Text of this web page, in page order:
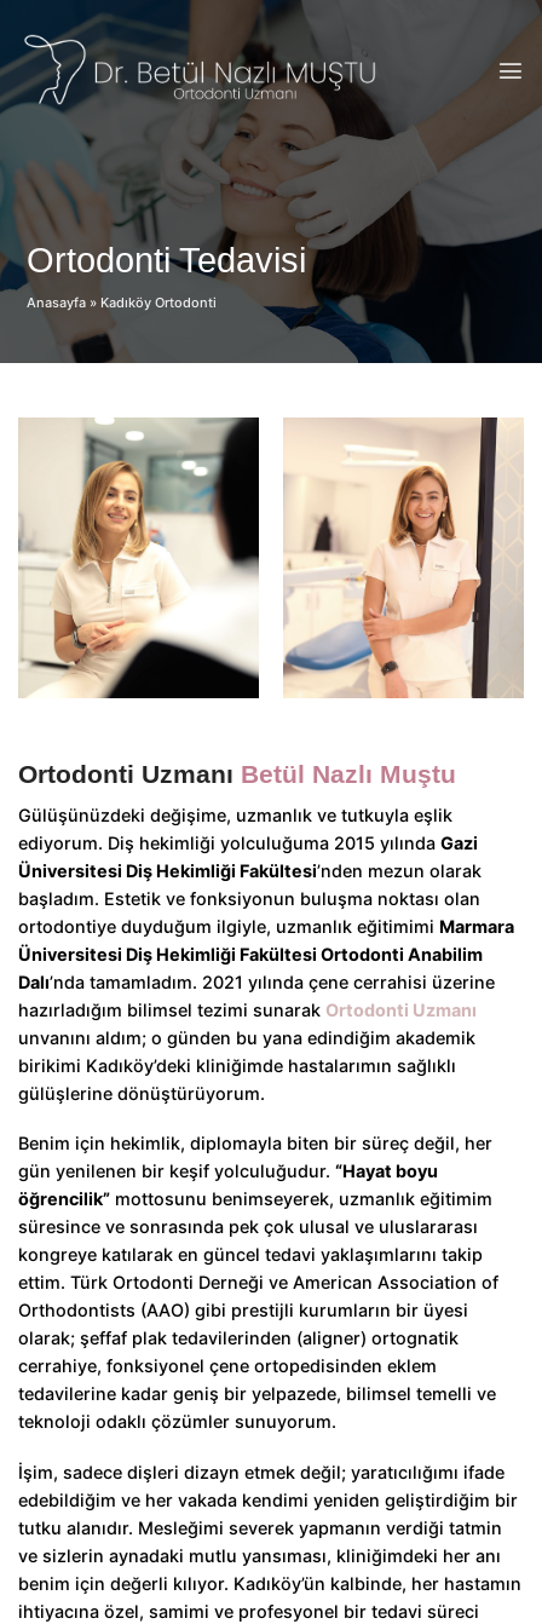
content
Ortodonti Tedavisi
Anasayfa » Kadıköy Ortodonti
Ortodonti Uzmanı Betül Nazlı Muştu
Gülüşünüzdeki değişime, uzmanlık ve tutkuyla eşlik
ediyorum. Diş hekimliği yolculuğuma 2015 yılında Gazi
Üniversitesi Diş Hekimliği Fakültesi’nden mezun olarak
başladım. Estetik ve fonksiyonun buluşma noktası olan
ortodontiye duyduğum ilgiyle, uzmanlık eğitimimi Marmara
Üniversitesi Diş Hekimliği Fakültesi Ortodonti Anabilim
Dalı’nda tamamladım. 2021 yılında çene cerrahisi üzerine
hazırladığım bilimsel tezimi sunarak Ortodonti Uzmanı
unvanını aldım; o günden bu yana edindiğim akademik
birikimi Kadıköy’deki kliniğimde hastalarımın sağlıklı
gülüşlerine dönüştürüyorum.
Benim için hekimlik, diplomayla biten bir süreç değil, her
gün yenilenen bir keşif yolculuğudur. “Hayat boyu
öğrencilik” mottosunu benimseyerek, uzmanlık eğitimim
süresince ve sonrasında pek çok ulusal ve uluslararası
kongreye katılarak en güncel tedavi yaklaşımlarını takip
ettim. Türk Ortodonti Derneği ve American Association of
Orthodontists (AAO) gibi prestijli kurumların bir üyesi
olarak; şeffaf plak tedavilerinden (aligner) ortognatik
cerrahiye, fonksiyonel çene ortopedisinden eklem
tedavilerine kadar geniş bir yelpazede, bilimsel temelli ve
teknoloji odaklı çözümler sunuyorum.
İşim, sadece dişleri dizayn etmek değil; yaratıcılığımı ifade
edebildiğim ve her vakada kendimi yeniden geliştirdiğim bir
tutku alanıdır. Mesleğimi severek yapmanın verdiği tatmin
ve sizlerin aynadaki mutlu yansıması, kliniğimdeki her anı
benim için değerli kılıyor. Kadıköy’ün kalbinde, her hastamın
ihtiyacına özel, samimi ve profesyonel bir tedavi süreci